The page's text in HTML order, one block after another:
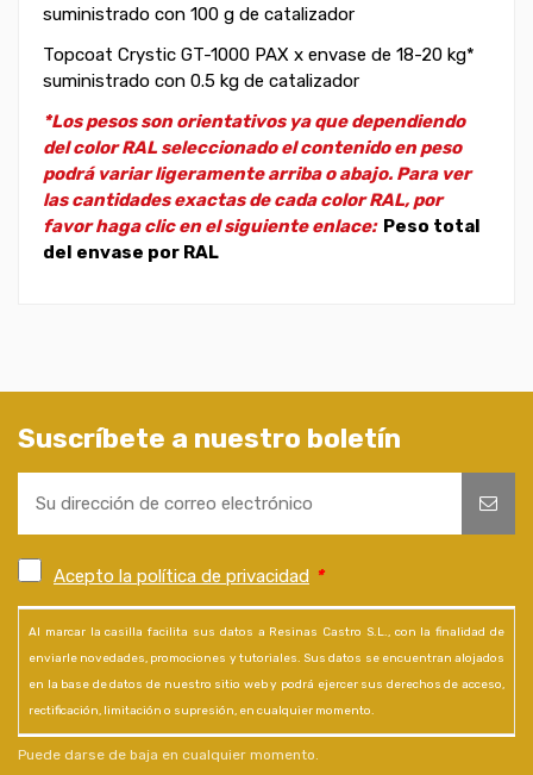
suministrado con 100 g de catalizador
Topcoat Crystic GT-1000 PAX x envase de 18-20 kg*
suministrado con 0.5 kg de catalizador
*Los pesos son orientativos ya que dependiendo
del color RAL seleccionado el contenido en peso
podrá variar ligeramente arriba o abajo. Para ver
las cantidades exactas de cada color RAL, por
favor haga clic en el siguiente enlace: Peso total
del envase por RAL
Suscríbete a nuestro boletín
Acepto la política de privacidad *
Al marcar la casilla facilita sus datos a Resinas Castro S.L., con la finalidad de
enviarle novedades, promociones y tutoriales. Sus datos se encuentran alojados
en la base de datos de nuestro sitio web y podrá ejercer sus derechos de acceso,
rectificación, limitación o supresión, en cualquier momento.
Puede darse de baja en cualquier momento.